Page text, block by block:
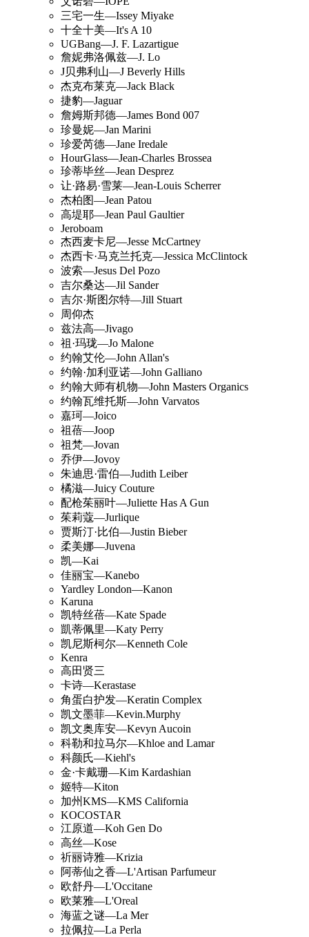
三宅一生—Issey Miyake
十全十美—It's A 10
UGBang—J. F. Lazartigue
詹妮弗洛佩兹—J. Lo
J贝弗利山—J Beverly Hills
杰克布莱克—Jack Black
捷豹—Jaguar
詹姆斯邦德—James Bond 007
珍曼妮—Jan Marini
珍爱芮德—Jane Iredale
HourGlass—Jean-Charles Brossea
珍蒂毕丝—Jean Desprez
让·路易·雪莱—Jean-Louis Scherrer
杰柏图—Jean Patou
高堤耶—Jean Paul Gaultier
Jeroboam
杰西麦卡尼—Jesse McCartney
杰西卡·马克兰托克—Jessica McClintock
波索—Jesus Del Pozo
吉尔桑达—Jil Sander
吉尔·斯图尔特—Jill Stuart
周仰杰
兹法高—Jivago
祖·玛珑—Jo Malone
约翰艾伦—John Allan's
约翰·加利亚诺—John Galliano
约翰大师有机物—John Masters Organics
约翰瓦维托斯—John Varvatos
嘉珂—Joico
祖蓓—Joop
祖梵—Jovan
乔伊—Jovoy
朱迪思·雷伯—Judith Leiber
橘滋—Juicy Couture
配枪茱丽叶—Juliette Has A Gun
茱莉蔻—Jurlique
贾斯汀·比伯—Justin Bieber
柔美娜—Juvena
凯—Kai
佳丽宝—Kanebo
Yardley London—Kanon
Karuna
凯特丝蓓—Kate Spade
凱蒂佩里—Katy Perry
凯尼斯柯尔—Kenneth Cole
Kenra
高田贤三
卡诗—Kerastase
角蛋白护发—Keratin Complex
凯文墨菲—Kevin.Murphy
凯文奥库安—Kevyn Aucoin
科勒和拉马尔—Khloe and Lamar
科颜氏—Kiehl's
金·卡戴珊—Kim Kardashian
姬特—Kiton
加州KMS—KMS California
KOCOSTAR
江原道—Koh Gen Do
高丝—Kose
祈丽诗雅—Krizia
阿蒂仙之香—L'Artisan Parfumeur
欧舒丹—L'Occitane
欧莱雅—L'Oreal
海蓝之谜—La Mer
拉佩拉—La Perla